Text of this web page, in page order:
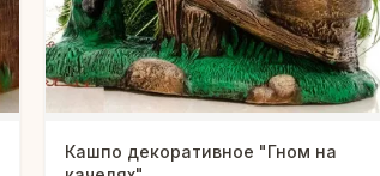
Кашпо декоративное "Гном на